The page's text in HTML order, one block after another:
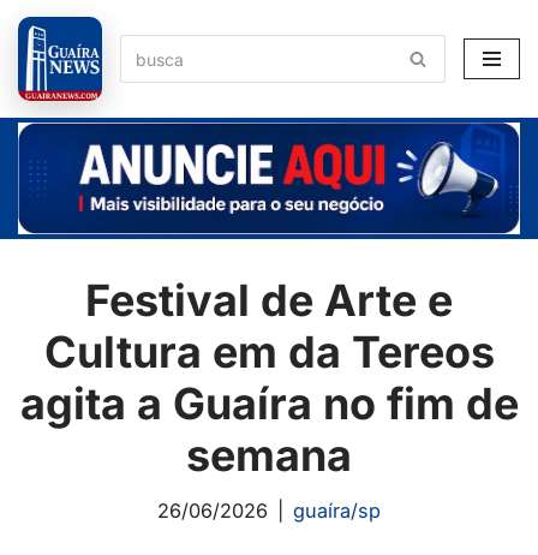
Pular
para
o
conteúdo
Festival de Arte e
Cultura em da Tereos
agita a Guaíra no fim de
semana
26/06/2026 guaíra/sp